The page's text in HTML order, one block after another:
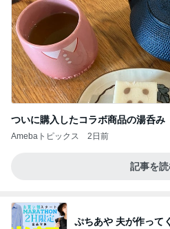
ついに購入したコラボ商品の湯呑み
Amebaトピックス 2日前
記事を
ぷちあや 夫が作って